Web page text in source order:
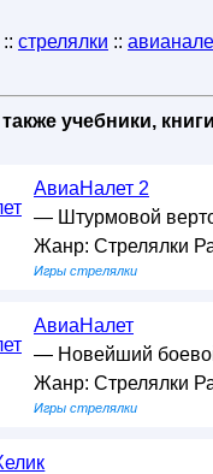
:: стрелялки ::
учебники,
АвиаНалет 2
— Штурмовой
Жанр: Стрелялки
Игры стрелялки
АвиаНалет
— Новейший
Жанр: Стрелялки
Игры стрелялки